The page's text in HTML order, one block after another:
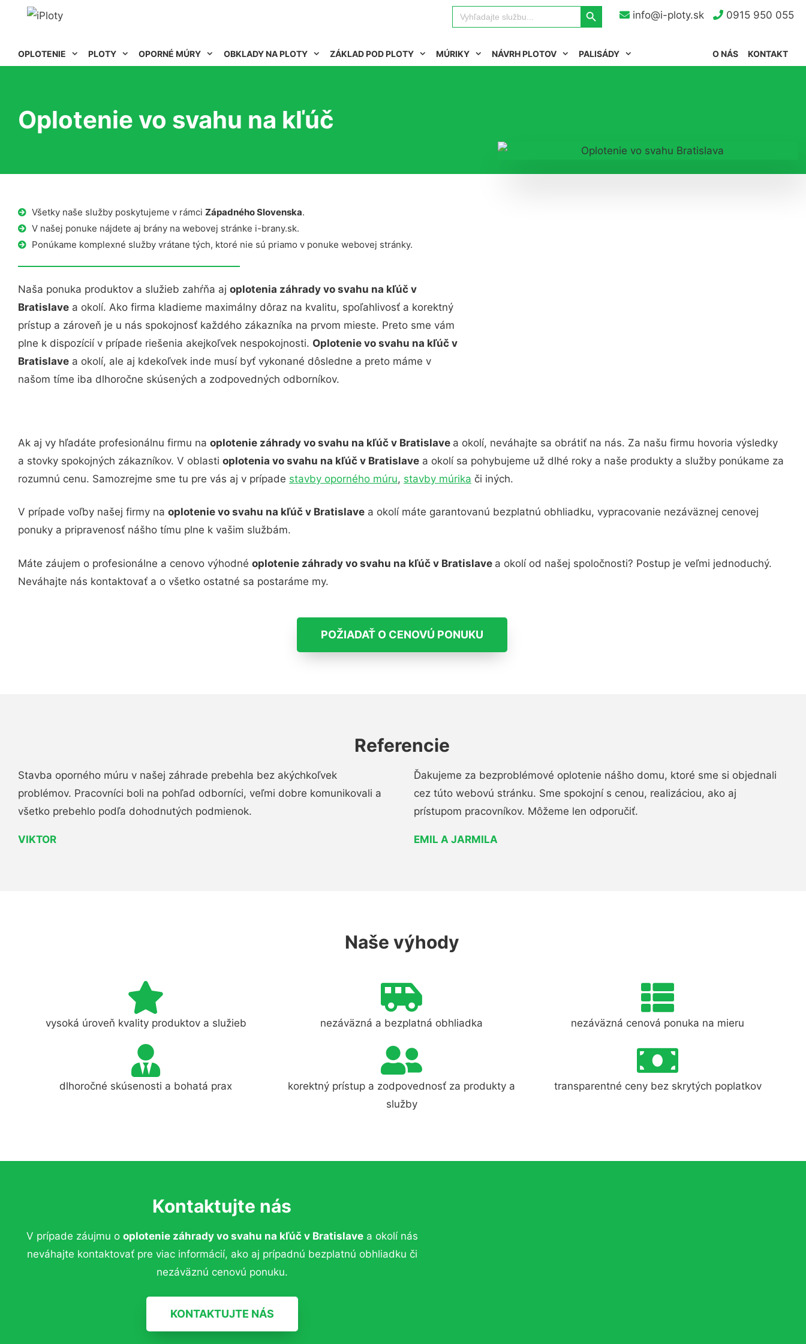
info@i-ploty.sk 0915 950 055
Search
for:
Search Button
OPLOTENIE PLOTY OPORNÉ MÚRY OBKLADY NA PLOTY ZÁKLAD POD PLOTY MÚRIKY NÁVRH PLOTOV PALISÁDY KONTAKT
O NÁS
Oplotenie vo svahu na kľúč
Všetky naše služby poskytujeme v rámci Západného Slovenska.
V našej ponuke nájdete aj brány na webovej stránke i-brany.sk.
Ponúkame komplexné služby vrátane tých, ktoré nie sú priamo v ponuke webovej stránky.
Naša ponuka produktov a služieb zahŕňa aj oplotenia záhrady vo svahu na kľúč v
Bratislave a okolí. Ako firma kladieme maximálny dôraz na kvalitu, spoľahlivosť a korektný
prístup a zároveň je u nás spokojnosť každého zákazníka na prvom mieste. Preto sme vám
plne k dispozícií v prípade riešenia akejkoľvek nespokojnosti. Oplotenie vo svahu na kľúč v
Bratislave a okolí, ale aj kdekoľvek inde musí byť vykonané dôsledne a preto máme v
našom tíme iba dlhoročne skúsených a zodpovedných odborníkov.
Ak aj vy hľadáte profesionálnu firmu na oplotenie záhrady vo svahu na kľúč v Bratislave a okolí, neváhajte sa obrátiť na nás. Za našu firmu hovoria výsledky
a stovky spokojných zákazníkov. V oblasti oplotenia vo svahu na kľúč v Bratislave a okolí sa pohybujeme už dlhé roky a naše produkty a služby ponúkame za
rozumnú cenu. Samozrejme sme tu pre vás aj v prípade stavby oporného múru, stavby múrika či iných.
V prípade voľby našej firmy na oplotenie vo svahu na kľúč v Bratislave a okolí máte garantovanú bezplatnú obhliadku, vypracovanie nezáväznej cenovej
ponuky a pripravenosť nášho tímu plne k vašim službám.
Máte záujem o profesionálne a cenovo výhodné oplotenie záhrady vo svahu na kľúč v Bratislave a okolí od našej spoločnosti? Postup je veľmi jednoduchý.
Neváhajte nás kontaktovať a o všetko ostatné sa postaráme my.
POŽIADAŤ O CENOVÚ PONUKU
Referencie
Stavba oporného múru v našej záhrade prebehla bez akýchkoľvek
problémov. Pracovníci boli na pohľad odborníci, veľmi dobre komunikovali a
všetko prebehlo podľa dohodnutých podmienok.
VIKTOR
Ďakujeme za bezproblémové oplotenie nášho domu, ktoré sme si objednali
cez túto webovú stránku. Sme spokojní s cenou, realizáciou, ako aj
prístupom pracovníkov. Môžeme len odporučiť.
EMIL A JARMILA
Naše výhody
vysoká úroveň kvality produktov a služieb nezáväzná a bezplatná obhliadka nezáväzná cenová ponuka na mieru
dlhoročné skúsenosti a bohatá prax
korektný prístup a zodpovednosť za produkty a
služby
transparentné ceny bez skrytých poplatkov
Kontaktujte nás
V prípade záujmu o oplotenie záhrady vo svahu na kľúč v Bratislavea okolí nás
neváhajte kontaktovať pre viac informácií, ako aj prípadnú bezplatnú obhliadku či
nezáväznú cenovú ponuku.
KONTAKTUJTE NÁS